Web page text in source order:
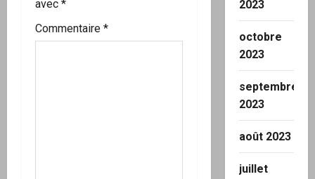
n
avec *
Commentaire *
2023
octobre
2023
septembre
2023
août 2023
juillet